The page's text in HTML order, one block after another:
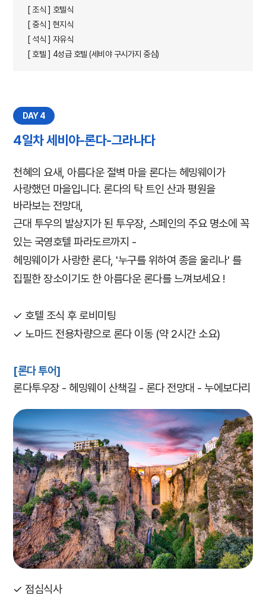
[ 조식 ] 호텔식
[ 중식 ] 현지식
[ 석식 ] 자유식
[ 호텔 ] 4성급 호텔 (세비야 구시가지 중심)
DAY 4
4일차 세비야-론다-그라나다
천혜의 요새, 아름다운 절벽 마을 론다는 헤밍웨이가
사랑했던 마을입니다. 론다의 탁 트인 산과 평원을
바라보는 전망대,
근대 투우의 발상지가 된 투우장, 스페인의 주요 명소에 꼭
있는 국영호텔 파라도르까지 -
헤밍웨이가 사랑한 론다, '누구를 위하여 종을 울리나' 를
집필한 장소이기도 한 아름다운 론다를 느껴보세요 !
✓ 호텔 조식 후 로비미팅
✓ 노마드 전용차량으로 론다 이동 (약 2시간 소요)
[론다 투어]
론다투우장 - 헤밍웨이 산책길 - 론다 전망대 - 누에보다리
✓ 점심식사